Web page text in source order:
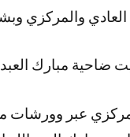
العادي والمركزي
مبارك العبد
عبر وورشات